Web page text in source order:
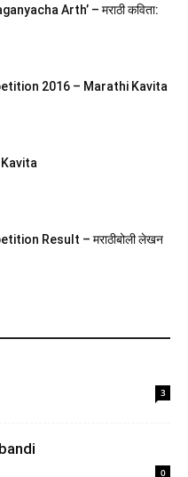
16:50 GMT +05:30 -
Class 11 PCM Module
| Physics,
Book Combo
Arth’ – मराठी कविता:
2016 – Marathi Kavita
Kavita
Result – मराठीबोली लेखन
3
0